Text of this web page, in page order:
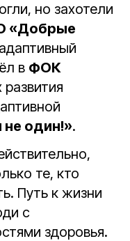
но захотели
«Добрые
в ФОК
развития
не один!».
те, кто
Путь к жизни
с
здоровья.